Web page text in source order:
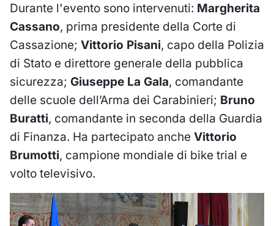
Durante l'evento sono intervenuti: Margherita
Cassano, prima presidente della Corte di
Cassazione; Vittorio Pisani, capo della Polizia
di Stato e direttore generale della pubblica
sicurezza; Giuseppe La Gala, comandante
delle scuole dell’Arma dei Carabinieri; Bruno
Buratti, comandante in seconda della Guardia
di Finanza. Ha partecipato anche Vittorio
Brumotti, campione mondiale di bike trial e
volto televisivo.